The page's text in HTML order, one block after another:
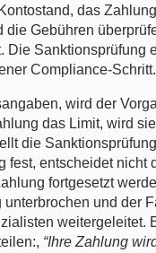
das
die Gebühren
Die Sanktionsprüfung
Compliance-Schritt.
wird der
das Limit, wird
die
fest, entscheidet nicht
fortgesetzt
unterbrochen und der
weitergeleitet.
“Ihre Zahlung